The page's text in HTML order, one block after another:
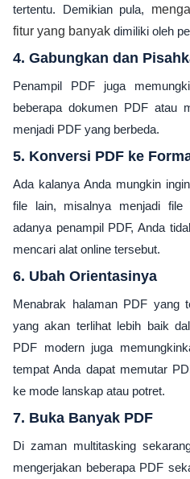
tertentu. Demikian pula,
fitur yang banyak dimiliki oleh
4. Gabungkan dan
Penampil PDF juga
beberapa dokumen PDF atau
menjadi PDF yang berbeda.
5. Konversi PDF ke
Ada kalanya Anda mungkin
file lain, misalnya menjadi file
adanya penampil PDF, Anda
mencari alat online tersebut.
6. Ubah Orientasinya
Menabrak halaman PDF yang
yang akan terlihat lebih baik
PDF modern juga
tempat Anda dapat memutar
ke mode lanskap atau potret.
7. Buka Banyak PDF
Di zaman multitasking
mengerjakan beberapa PDF